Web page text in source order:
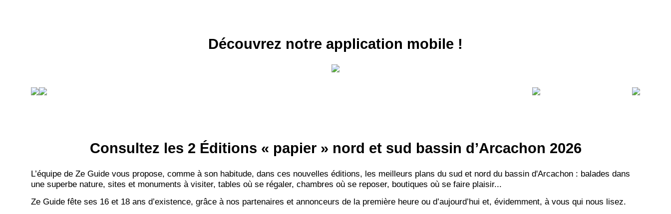
Découvrez notre application mobile !
Consultez les 2 Éditions « papier » nord et sud bassin d’Arcachon 2026
L’équipe de Ze Guide vous propose, comme à son habitude, dans ces nouvelles éditions, les meilleurs plans du sud et nord du bassin d'Arcachon : balades dans
une superbe nature, sites et monuments à visiter, tables où se régaler, chambres où se reposer, boutiques où se faire plaisir...
Ze Guide fête ses 16 et 18 ans d’existence, grâce à nos partenaires et annonceurs de la première heure ou d’aujourd’hui et, évidemment, à vous qui nous lisez.